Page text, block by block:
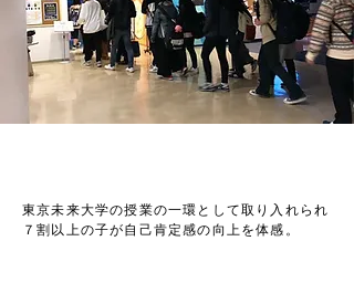
​東京未来大学の授業の一環として取り入れられ
​７割以上の子が自己肯定感の向上を体感。